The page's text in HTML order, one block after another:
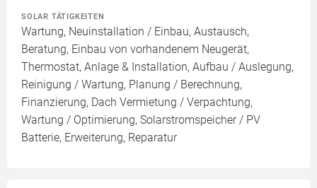
SOLAR TÄTIGKEITEN
Wartung, Neuinstallation / Einbau, Austausch,
Beratung, Einbau von vorhandenem Neugerät,
Thermostat, Anlage & Installation, Aufbau / Auslegung,
Reinigung / Wartung, Planung / Berechnung,
Finanzierung, Dach Vermietung / Verpachtung,
Wartung / Optimierung, Solarstromspeicher / PV
Batterie, Erweiterung, Reparatur